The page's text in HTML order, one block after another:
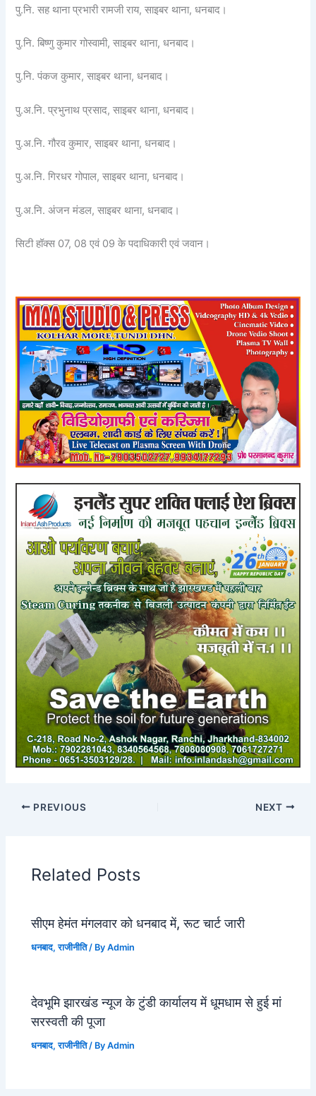
पु.नि. सह थाना प्रभारी रामजी राय, साइबर थाना, धनबाद।
पु.नि. बिष्णु कुमार गोस्वामी, साइबर थाना, धनबाद।
पु.नि. पंकज कुमार, साइबर थाना, धनबाद।
पु.अ.नि. प्रभुनाथ प्रसाद, साइबर थाना, धनबाद।
पु.अ.नि. गौरव कुमार, साइबर थाना, धनबाद।
पु.अ.नि. गिरधर गोपाल, साइबर थाना, धनबाद।
पु.अ.नि. अंजन मंडल, साइबर थाना, धनबाद।
सिटी हॉक्स 07, 08 एवं 09 के पदाधिकारी एवं जवान।
PREVIOUS NEXT
Related Posts
सीएम हेमंत मंगलवार को धनबाद में, रूट चार्ट जारी
धनबाद,राजीनीति/ ByAdmin
देवभूमि झारखंड न्यूज के टुंडी कार्यालय में धूमधाम से हुई मां
सरस्वती की पूजा
धनबाद,राजीनीति/ ByAdmin